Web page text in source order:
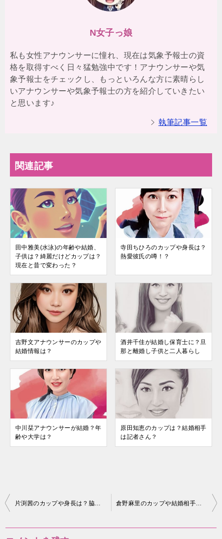
N女子っ娘
私も女性アナウンサーに憧れ、現在は気象予報士の資
格を取得すべく日々猛勉強中です！アナウンサーや気
象予報士をチェックし、もっといろんな方に素晴らし
いアナウンサーや気象予報士の方を紹介していきたい
と思います♪
執筆記事一覧
関連記事
田中雅美(水泳)の年齢や結婚、
子供は？綺麗だけどカップは？
現在と昔で変わった？
寺田ちひろのカップや身長は？
熱愛彼氏の噂！？
吉野文アナウンサーのカップや
結婚情報は？
酒井千佳が結婚し保育士に？旦
那と離婚し子供と二人暮らし
中川栞アナウンサーが結婚？年
齢や大学は？
原田知恵のカップは？結婚相手
は記者さん？
投
片渕茜のカップや身長は？脇やダンスが話題に？ 倉野麻里のカップや結婚相手は？現在は再婚している？